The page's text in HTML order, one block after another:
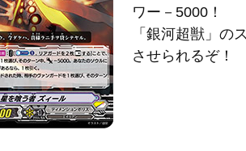
ワー－5000！
「銀河超獣」の
させられるぞ！